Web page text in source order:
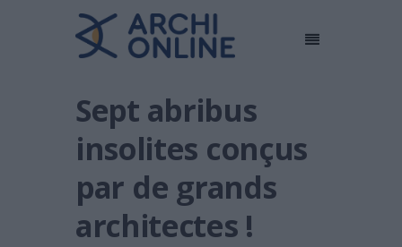
Sept abribus
insolites conçus
par de grands
architectes !